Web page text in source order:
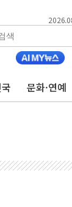
문화·연예
600 지수는 나
억지력 강화